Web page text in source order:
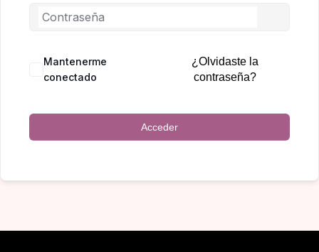
Mantenerme
conectado
¿Olvidaste la
contraseña?
Acceder